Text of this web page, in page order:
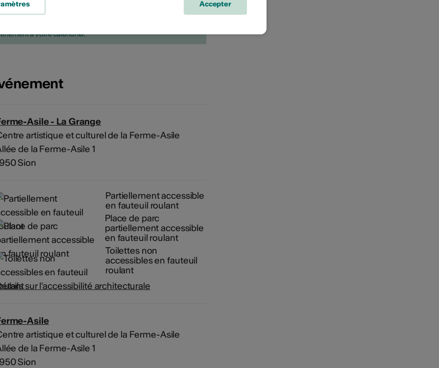
Pas de date de mise en œuvre
à votre calendrier.
Asile - La Grange
artistique et culturel de la Ferme-Asile
de la Ferme-Asile 1
Sion
Partiellement accessible
en fauteuil roulant
Place de parc
partiellement accessible
en fauteuil roulant
Toilettes non
accessibles en fauteuil
roulant
sur l'accessibilité architecturale
Asile
artistique et culturel de la Ferme-Asile
de la Ferme-Asile 1
Sion
Accepter